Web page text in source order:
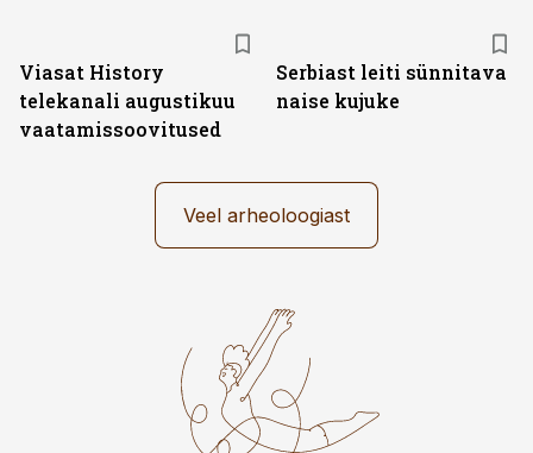
Viasat History
telekanali augustikuu
vaatamissoovitused
Serbiast leiti sünnitava
naise kujuke
Veel arheoloogiast